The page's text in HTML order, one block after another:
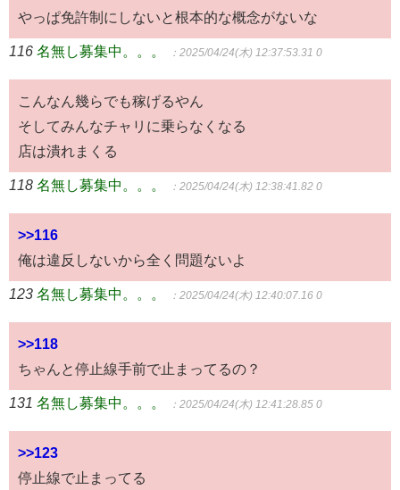
やっぱ免許制にしないと根本的な概念がないな
116 名無し募集中。。。 ：2025/04/24(木) 12:37:53.31 0
こんなん幾らでも稼げるやん
そしてみんなチャリに乗らなくなる
店は潰れまくる
118 名無し募集中。。。 ：2025/04/24(木) 12:38:41.82 0
>>116
俺は違反しないから全く問題ないよ
123 名無し募集中。。。 ：2025/04/24(木) 12:40:07.16 0
>>118
ちゃんと停止線手前で止まってるの？
131 名無し募集中。。。 ：2025/04/24(木) 12:41:28.85 0
>>123
停止線で止まってる